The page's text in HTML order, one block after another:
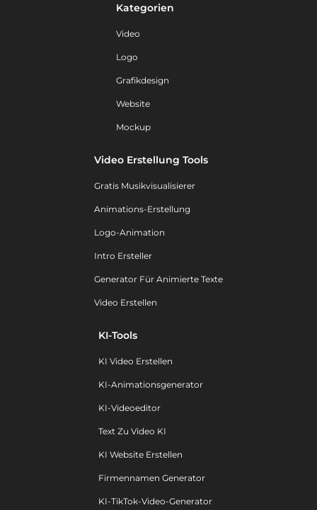
Kategorien
Video
Logo
Grafikdesign
Website
Mockup
Video Erstellung Tools
Gratis Musikvisualisierer
Animations-Erstellung
Logo-Animation
Intro Ersteller
Generator Für Animierte Texte
Video Erstellen
KI-Tools
KI Video Erstellen
KI-Animationsgenerator
KI-Videoeditor
Text Zu Video KI
KI Website Erstellen
Firmennamen Generator
KI-TikTok-Video-Generator